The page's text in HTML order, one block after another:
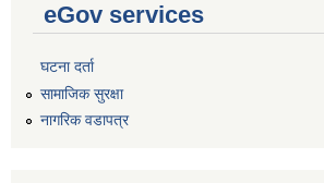
eGov services
घटना दर्ता
सामाजिक सुरक्षा
नागरिक वडापत्र